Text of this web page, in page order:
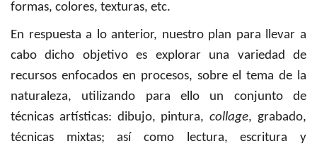
formas, colores, texturas, etc.
En respuesta a lo anterior, nuestro plan para llevar a
cabo dicho objetivo es explorar una variedad de
recursos enfocados en procesos, sobre el tema de la
naturaleza, utilizando para ello un conjunto de
técnicas artísticas: dibujo, pintura,collage, grabado,
técnicas mixtas; así como lectura, escritura y